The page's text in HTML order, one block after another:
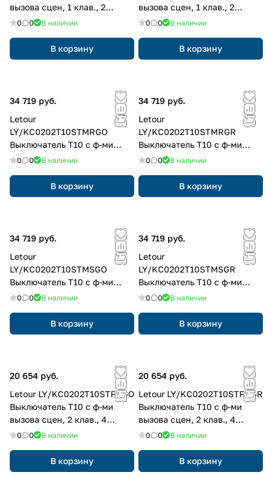
вызова сцен, 1 клав., 2
кнопки, пластик, квадр.,
0 0 В наличии
В корзину
вызова сцен, 1 клав., 2
кнопки, пластик, квадр.,
0 0 В наличии
В корзину
34 719 руб.
Letour
LY/KC0202T10STMRGO
Выключатель Т10 с ф-ми
вызова сцен, 2 клав., 4
0 0 В наличии
В корзину
34 719 руб.
Letour
LY/KC0202T10STMRGR
Выключатель Т10 с ф-ми
вызова сцен, 2 клав., 4
0 0 В наличии
В корзину
34 719 руб.
Letour
LY/KC0202T10STMSGO
Выключатель Т10 с ф-ми
вызова сцен, 2 клав., 4
0 0 В наличии
В корзину
34 719 руб.
Letour
LY/KC0202T10STMSGR
Выключатель Т10 с ф-ми
вызова сцен, 2 клав., 4
0 0 В наличии
В корзину
20 654 руб.
Letour LY/KC0202T10STPRGO
Выключатель Т10 с ф-ми
вызова сцен, 2 клав., 4
кнопки, пластик, закругл.,
0 0 В наличии
В корзину
20 654 руб.
Letour LY/KC0202T10STPRGR
Выключатель Т10 с ф-ми
вызова сцен, 2 клав., 4
кнопки, пластик, закругл.,
0 0 В наличии
В корзину